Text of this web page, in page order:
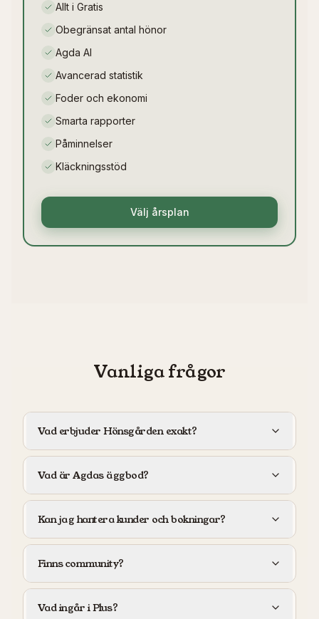
Allt i Gratis
Obegränsat antal hönor
Agda AI
Avancerad statistik
Foder och ekonomi
Smarta rapporter
Påminnelser
Kläckningsstöd
Välj årsplan
Vanliga frågor
Vad erbjuder Hönsgården exakt?
Vad är Agdas äggbod?
Kan jag hantera kunder och bokningar?
Finns community?
Vad ingår i Plus?